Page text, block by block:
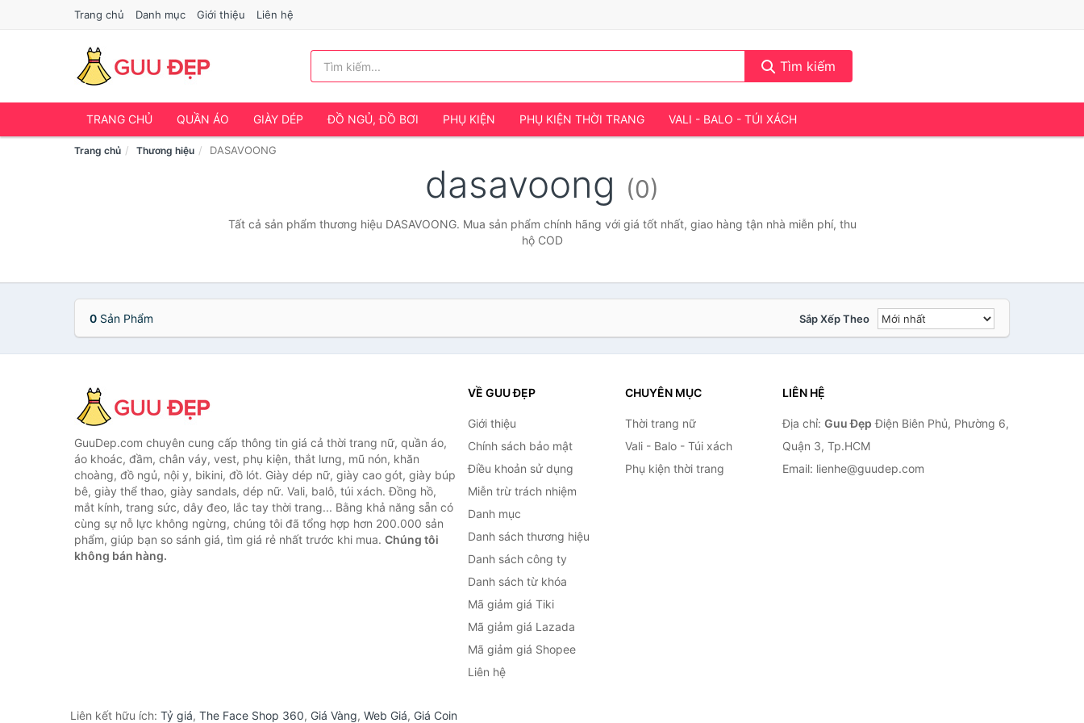
Trang chủ Danh mục Giới thiệu Liên hệ
Tìm kiếm
TRANG CHỦ QUẦN ÁO GIÀY DÉP ĐỒ NGỦ, ĐỒ BƠI PHỤ KIỆN PHỤ KIỆN THỜI TRANG VALI - BALO - TÚI XÁCH
Trang chủ Thương hiệu DASAVOONG
dasavoong (0)
Tất cả sản phẩm thương hiệu DASAVOONG. Mua sản phẩm chính hãng với giá tốt nhất, giao hàng tận nhà miễn phí, thu
hộ COD
0 Sản Phẩm Sắp Xếp Theo
GuuDep.com chuyên cung cấp thông tin giá cả thời trang nữ, quần áo,
áo khoác, đầm, chân váy, vest, phụ kiện, thắt lưng, mũ nón, khăn
choàng, đồ ngủ, nội y, bikini, đồ lót. Giày dép nữ, giày cao gót, giày búp
bê, giày thể thao, giày sandals, dép nữ. Vali, balô, túi xách. Đồng hồ,
mắt kính, trang sức, dây đeo, lắc tay thời trang... Bằng khả năng sẵn có
cùng sự nỗ lực không ngừng, chúng tôi đã tổng hợp hơn 200.000 sản
phẩm, giúp bạn so sánh giá, tìm giá rẻ nhất trước khi mua. Chúng tôi
không bán hàng.
VỀ GUU ĐẸP
Giới thiệu
Chính sách bảo mật
Điều khoản sử dụng
Miễn trừ trách nhiệm
Danh mục
Danh sách thương hiệu
Danh sách công ty
Danh sách từ khóa
Mã giảm giá Tiki
Mã giảm giá Lazada
Mã giảm giá Shopee
Liên hệ
CHUYÊN MỤC
Thời trang nữ
Vali - Balo - Túi xách
Phụ kiện thời trang
LIÊN HỆ
Địa chỉ: Guu Đẹp Điện Biên Phủ, Phường 6,
Quận 3, Tp.HCM
Email: lienhe@guudep.com
Liên kết hữu ích: Tỷ giá, The Face Shop 360, Giá Vàng, Web Giá, Giá Coin